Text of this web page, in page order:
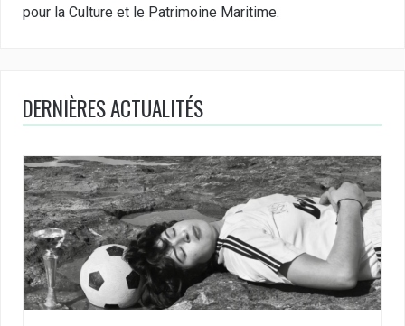
pour la Culture et le Patrimoine Maritime.
DERNIÈRES ACTUALITÉS